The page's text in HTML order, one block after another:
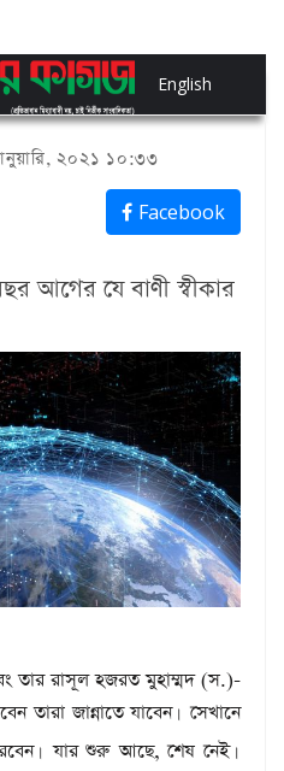
English
২০২১ ১০:৩৩
Facebook
আগের যে বাণী স্বীকার
তার রাসূল হজরত মুহাম্মদ (স.)-
তারা জান্নাতে যাবেন। সেখানে
। যার শুরু আছে, শেষ নেই।